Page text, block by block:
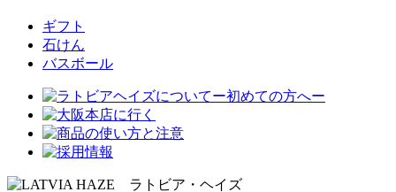
ギフト
石けん
バスボール